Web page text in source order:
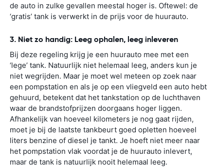
de auto in zulke gevallen meestal hoger is. Oftewel: de
‘gratis’ tank is verwerkt in de prijs voor de huurauto.
3. Niet zo handig: Leeg ophalen, leeg inleveren
Bij deze regeling krijg je een huurauto mee met een
‘lege’ tank. Natuurlijk niet helemaal leeg, anders kun je
niet wegrijden. Maar je moet wel meteen op zoek naar
een pompstation en als je op een vliegveld een auto hebt
gehuurd, betekent dat het tankstation op de luchthaven
waar de brandstofprijzen doorgaans hoger liggen.
Afhankelijk van hoeveel kilometers je nog gaat rijden,
moet je bij de laatste tankbeurt goed opletten hoeveel
liters benzine of diesel je tankt. Je hoeft niet meer naar
het pompstation vlak voordat je de huurauto inlevert,
maar de tank is natuurlijk nooit helemaal leeg.